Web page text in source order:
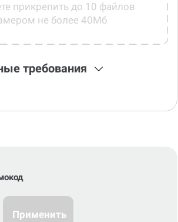
прикрепить до 10 файлов
не более 40Мб
требования
Применить